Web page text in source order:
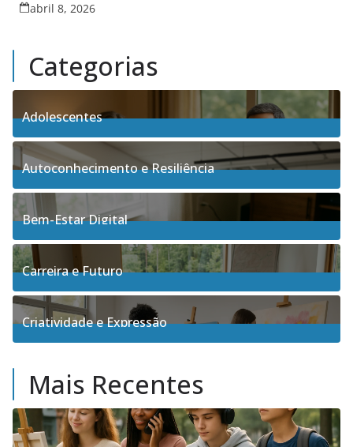
abril 8, 2026
Categorias
Adolescentes
4Posts
Autoconhecimento e Resiliência
91Posts
Bem-Estar Digital
3Posts
Carreira e Futuro
5Posts
Criatividade e Expressão
Mais Recentes